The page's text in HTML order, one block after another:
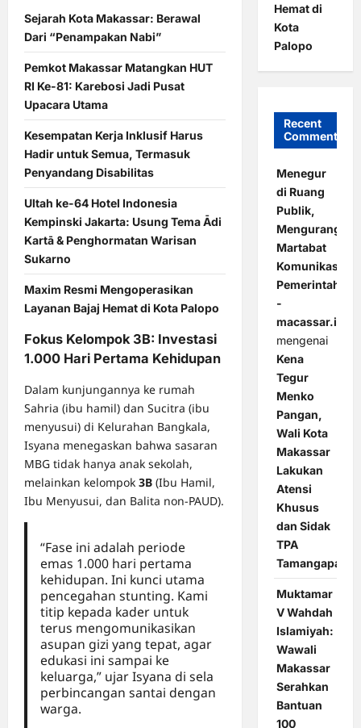
Sejarah Kota Makassar: Berawal
Dari “Penampakan Nabi”
Pemkot Makassar Matangkan HUT
RI Ke-81: Karebosi Jadi Pusat
Upacara Utama
Kesempatan Kerja Inklusif Harus
Hadir untuk Semua, Termasuk
Penyandang Disabilitas
Ultah ke-64 Hotel Indonesia
Kempinski Jakarta: Usung Tema Ādi
Kartā & Penghormatan Warisan
Sukarno
Maxim Resmi Mengoperasikan
Layanan Bajaj Hemat di Kota Palopo
Fokus Kelompok 3B: Investasi
1.000 Hari Pertama Kehidupan
Dalam kunjungannya ke rumah
Sahria (ibu hamil) dan Sucitra (ibu
menyusui) di Kelurahan Bangkala,
Isyana menegaskan bahwa sasaran
MBG tidak hanya anak sekolah,
melainkan kelompok 3B (Ibu Hamil,
Ibu Menyusui, dan Balita non-PAUD).
“Fase ini adalah periode
emas 1.000 hari pertama
kehidupan. Ini kunci utama
pencegahan stunting. Kami
titip kepada kader untuk
terus mengomunikasikan
asupan gizi yang tepat, agar
edukasi ini sampai ke
keluarga,” ujar Isyana di sela
perbincangan santai dengan
warga.
Hemat di
Kota
Palopo
Recent
Comments
Menegur
di Ruang
Publik,
Mengurangi
Martabat
Komunikasi
Pemerintahan
-
macassar.id
mengenai
Kena
Tegur
Menko
Pangan,
Wali Kota
Makassar
Lakukan
Atensi
Khusus
dan Sidak
TPA
Tamangapa
Muktamar
V Wahdah
Islamiyah:
Wawali
Makassar
Serahkan
Bantuan
100